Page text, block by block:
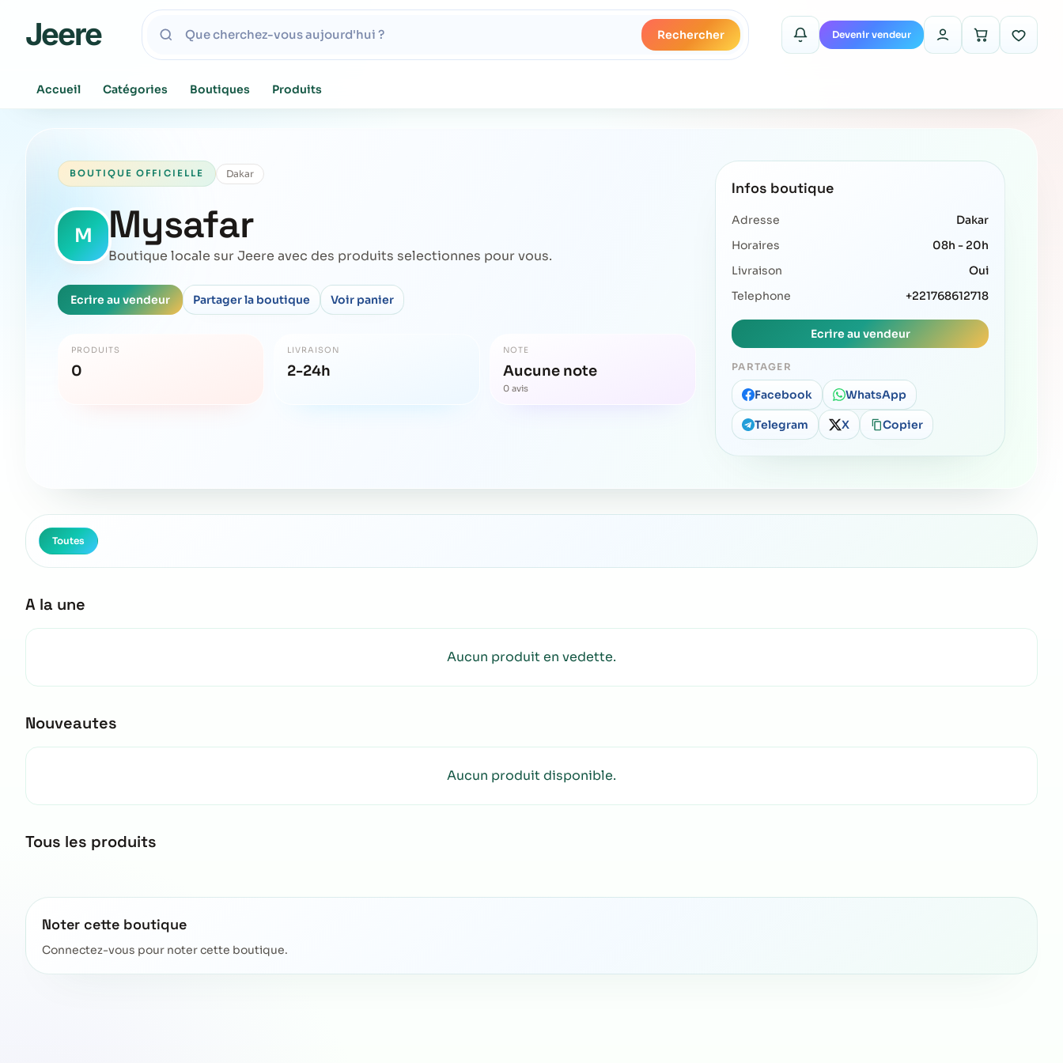
Jeere Rechercher Devenir vendeur
Accueil Catégories Boutiques Produits
BOUTIQUE OFFICIELLE Dakar
M Mysafar
Boutique locale sur Jeere avec des produits selectionnes pour vous.
Ecrire au vendeur Partager la boutique Voir panier
PRODUITS
0
LIVRAISON
2-24h
NOTE
Aucune note
0 avis
Infos boutique
Adresse
Dakar
Horaires
08h - 20h
Livraison
Oui
Telephone
+221768612718
Ecrire au vendeur
PARTAGER
Facebook WhatsApp
Telegram X Copier
Toutes
A la une
Aucun produit en vedette.
Nouveautes
Aucun produit disponible.
Tous les produits
Noter cette boutique
Connectez-vous pour noter cette boutique.